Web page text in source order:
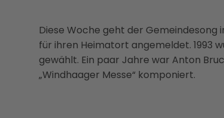
Diese Woche geht der Gemeindesong
für ihren Heimatort angemeldet. 1993
gewählt. Ein paar Jahre war Anton
„Windhaager Messe“ komponiert.